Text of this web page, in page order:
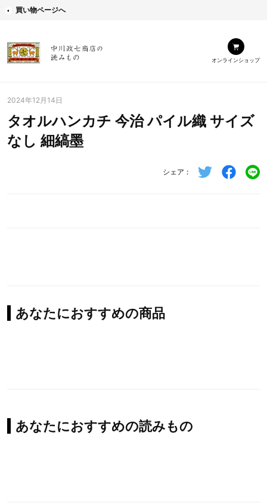
買い物ページへ
オンラインショップ
2024年12月14日
タオルハンカチ 今治 パイル織 サイズ
なし 細縞墨
シェア
あなたにおすすめの商品
あなたにおすすめの読みもの